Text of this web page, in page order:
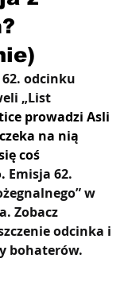
odcinku
„List
prowadzi Asli
na nią
coś
Emisja 62.
w
Zobacz
odcinka i
bohaterów.